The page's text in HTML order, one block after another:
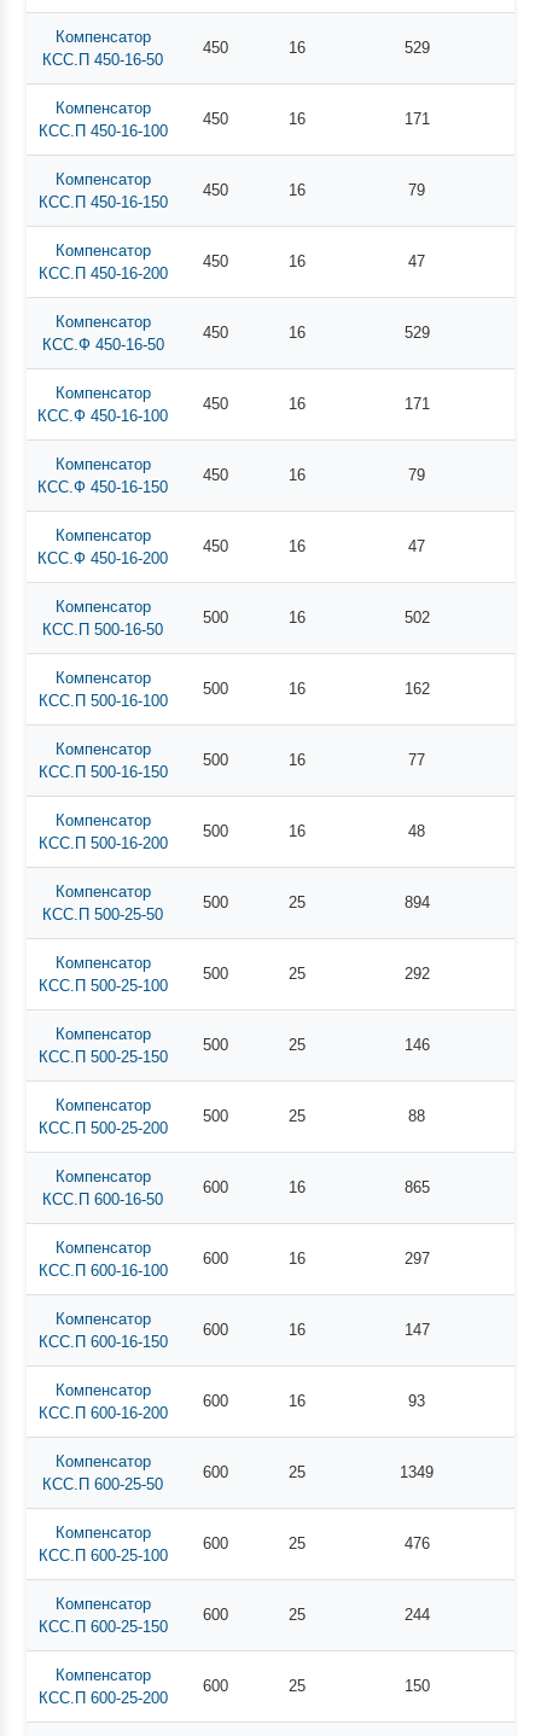
Компенсатор
КСС.П 450-16-50
450 16 529
Компенсатор
КСС.П 450-16-100
450 16 171
Компенсатор
КСС.П 450-16-150
450 16 79
Компенсатор
КСС.П 450-16-200
450 16 47
Компенсатор
КСС.Ф 450-16-50
450 16 529
Компенсатор
КСС.Ф 450-16-100
450 16 171
Компенсатор
КСС.Ф 450-16-150
450 16 79
Компенсатор
КСС.Ф 450-16-200
450 16 47
Компенсатор
КСС.П 500-16-50
500 16 502
Компенсатор
КСС.П 500-16-100
500 16 162
Компенсатор
КСС.П 500-16-150
500 16 77
Компенсатор
КСС.П 500-16-200
500 16 48
Компенсатор
КСС.П 500-25-50
500 25 894
Компенсатор
КСС.П 500-25-100
500 25 292
Компенсатор
КСС.П 500-25-150
500 25 146
Компенсатор
КСС.П 500-25-200
500 25 88
Компенсатор
КСС.П 600-16-50
600 16 865
Компенсатор
КСС.П 600-16-100
600 16 297
Компенсатор
КСС.П 600-16-150
600 16 147
Компенсатор
КСС.П 600-16-200
600 16 93
Компенсатор
КСС.П 600-25-50
600 25 1349
Компенсатор
КСС.П 600-25-100
600 25 476
Компенсатор
КСС.П 600-25-150
600 25 244
Компенсатор
КСС.П 600-25-200
600 25 150